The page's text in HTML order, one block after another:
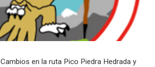
Cambios en la ruta Pico Piedra Hedrada y